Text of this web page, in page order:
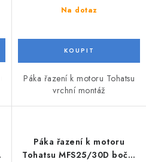
Na dotaz
Páka řazení k motoru Tohatsu
vrchní montáž
Páka řazení k motoru
Tohatsu MFS25/30D boční